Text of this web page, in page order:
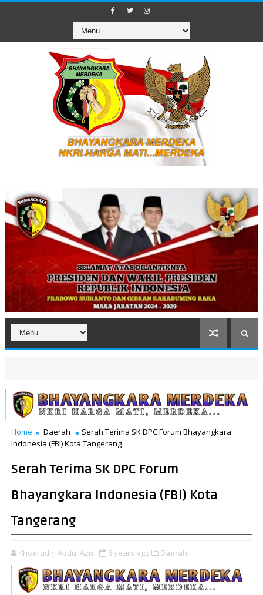
Home Daerah
Serah Terima SK DPC Forum Bhayangkara
Indonesia (FBI) Kota Tangerang
Serah Terima SK DPC Forum
Bhayangkara Indonesia (FBI) Kota
Tangerang
Khoerudin Abdul Azis 6 years ago Daerah,